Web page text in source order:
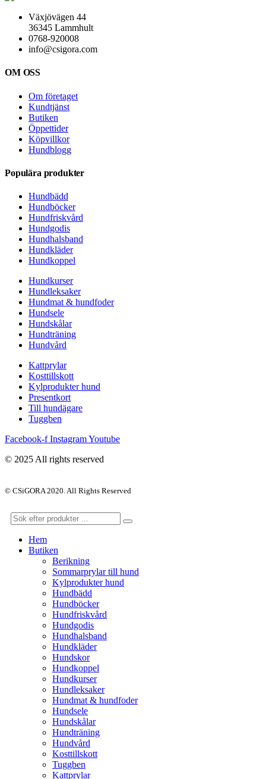
Växjövägen 44
36345 Lammhult
0768-920008
info@csigora.com
OM OSS
Om företaget
Kundtjänst
Butiken
Öppettider
Köpvillkor
Hundblogg
Populära produkter
Hundbädd
Hundböcker
Hundfriskvård
Hundgodis
Hundhalsband
Hundkläder
Hundkoppel
Hundkurser
Hundleksaker
Hundmat & hundfoder
Hundsele
Hundskålar
Hundträning
Hundvård
Kattprylar
Kosttillskott
Kylprodukter hund
Presentkort
Till hundägare
Tuggben
Facebook-f InstagramYoutube
© 2025 All rights reserved
© CSiGORA 2020. All Rights Reserved
Hem
Butiken
Berikning
Sommarprylar till hund
Kylprodukter hund
Hundbädd
Hundböcker
Hundfriskvård
Hundgodis
Hundhalsband
Hundkläder
Hundskor
Hundkoppel
Hundkurser
Hundleksaker
Hundmat & hundfoder
Hundsele
Hundskålar
Hundträning
Hundvård
Kosttillskott
Tuggben
Kattprylar